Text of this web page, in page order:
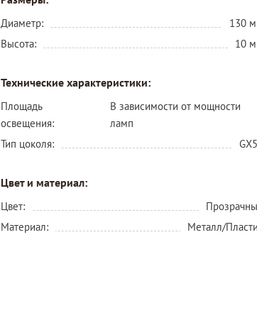
Диаметр:
130
Высота:
10
Технические характеристики:
Площадь
освещения:
В зависимости от мощности
ламп
Тип цоколя:
Цвет и материал:
Цвет:
Материал:
Металл/